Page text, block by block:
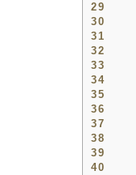
29
30
31
32
33
34
35
36
37
38
39
40